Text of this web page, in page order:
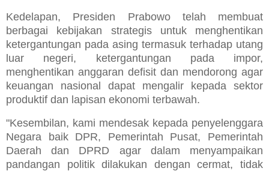
Kedelapan, Presiden Prabowo telah membuat
berbagai kebijakan strategis untuk menghentikan
ketergantungan pada asing termasuk terhadap utang
luar negeri, ketergantungan pada impor,
menghentikan anggaran defisit dan mendorong agar
keuangan nasional dapat mengalir kepada sektor
produktif dan lapisan ekonomi terbawah.
"Kesembilan, kami mendesak kepada penyelenggara
Negara baik DPR, Pemerintah Pusat, Pemerintah
Daerah dan DPRD agar dalam menyampaikan
pandangan politik dilakukan dengan cermat, tidak